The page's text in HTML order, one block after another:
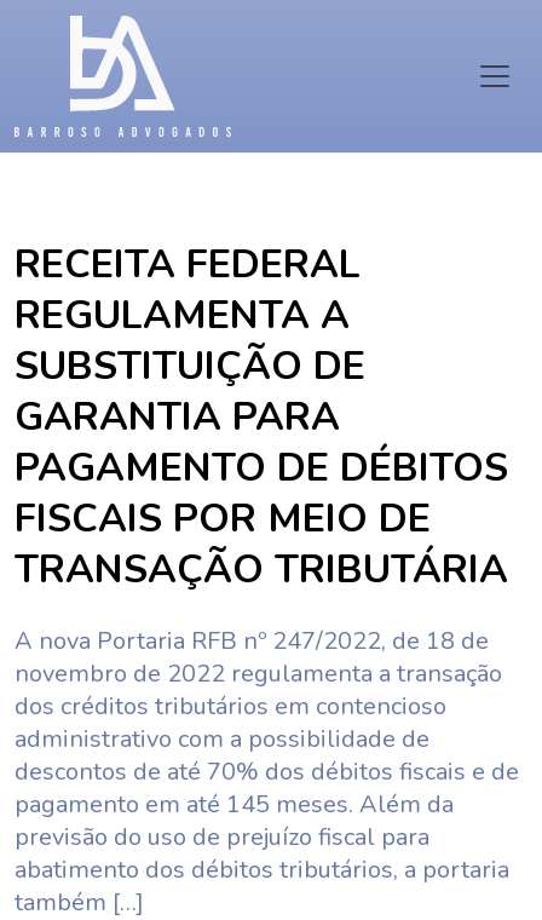
RECEITA FEDERAL
REGULAMENTA A
SUBSTITUIÇÃO DE
GARANTIA PARA
PAGAMENTO DE DÉBITOS
FISCAIS POR MEIO DE
TRANSAÇÃO TRIBUTÁRIA
A nova Portaria RFB nº 247/2022, de 18 de
novembro de 2022 regulamenta a transação
dos créditos tributários em contencioso
administrativo com a possibilidade de
descontos de até 70% dos débitos fiscais e de
pagamento em até 145 meses. Além da
previsão do uso de prejuízo fiscal para
abatimento dos débitos tributários, a portaria
também […]